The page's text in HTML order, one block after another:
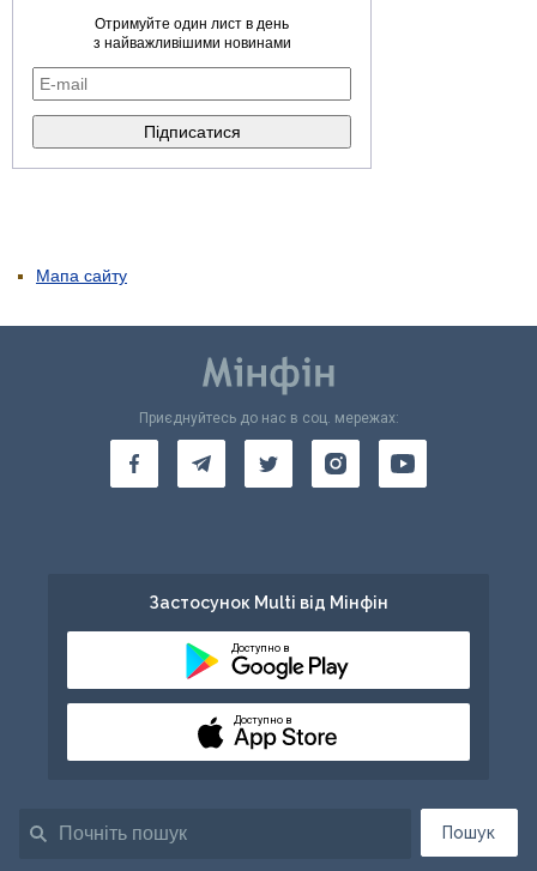
Отримуйте один лист в день
з найважливішими новинами
Мапа сайту
Пошук
Приєднуйтесь до нас в соц. мережах:
Застосунок Multi від Мінфін
Доступно в
Доступно в